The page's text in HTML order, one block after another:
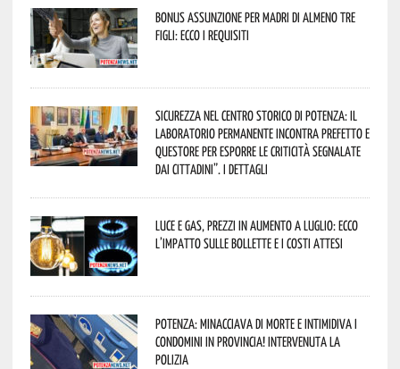
Bonus assunzione per madri di almeno tre
figli: ecco i requisiti
Sicurezza nel Centro Storico di Potenza: il
Laboratorio Permanente incontra Prefetto e
Questore per esporre le criticità segnalate
dai cittadini”. I dettagli
Luce e gas, prezzi in aumento a luglio: ecco
l’impatto sulle bollette e i costi attesi
Potenza: minacciava di morte e intimidiva i
condomini in provincia! Intervenuta la
Polizia